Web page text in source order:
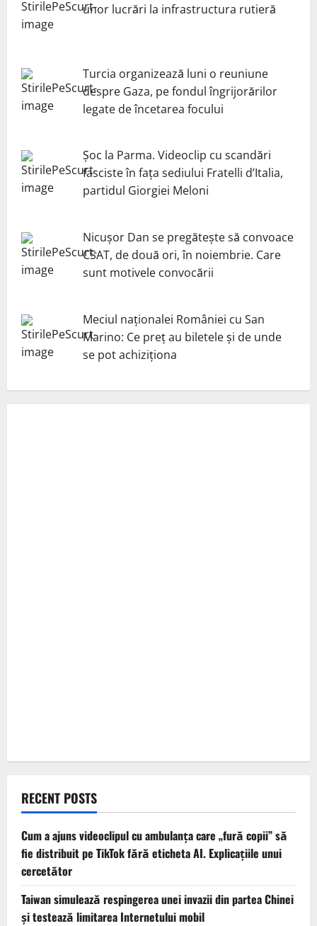
unor lucrări la infrastructura rutieră
Turcia organizează luni o reuniune
despre Gaza, pe fondul îngrijorărilor
legate de încetarea focului
Șoc la Parma. Videoclip cu scandări
fasciste în fața sediului Fratelli d’Italia,
partidul Giorgiei Meloni
Nicuşor Dan se pregăteşte să convoace
CSAT, de două ori, în noiembrie. Care
sunt motivele convocării
Meciul naționalei României cu San
Marino: Ce preț au biletele și de unde
se pot achiziționa
RECENT POSTS
Cum a ajuns videoclipul cu ambulanța care „fură copii” să
fie distribuit pe TikTok fără eticheta AI. Explicațiile unui
cercetător
Taiwan simulează respingerea unei invazii din partea Chinei
și testează limitarea Internetului mobil